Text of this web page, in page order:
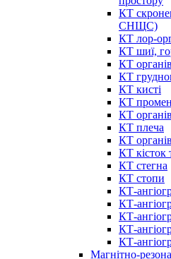
КТ
СНЩС)
КТ лор-
КТ шиї,
КТ
КТ
КТ кисті
КТ
КТ
КТ плеча
КТ
КТ кісток
КТ стегна
КТ стопи
КТ-
КТ-
КТ-
КТ-
КТ-
Магнітно-